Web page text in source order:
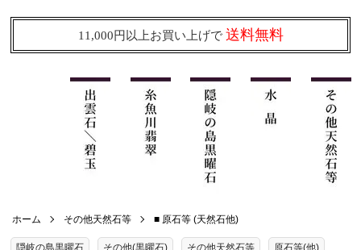
11,000円以上お買い上げで 送料無料
ホーム その他天然石等 ■ 原石等 (天然石他)
隠岐の島黒曜石 その他(黒曜石) その他天然石等 原石等(他)